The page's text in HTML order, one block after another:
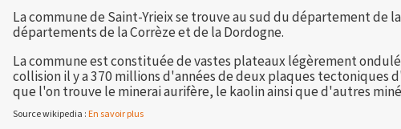
La commune de Saint-Yrieix se trouve au sud du département de
départements de la Corrèze et de la Dordogne.
La commune est constituée de vastes plateaux légèrement
collision il y a 370 millions d'années de deux plaques tectoniques
que l'on trouve le minerai aurifère, le kaolin ainsi que d'autres
Source wikipedia : En savoir plus